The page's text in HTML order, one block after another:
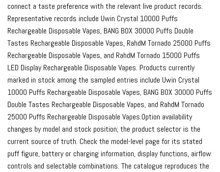
connect a taste preference with the relevant live product records.
Representative records include Uwin Crystal 10000 Puffs
Rechargeable Disposable Vapes, BANG BOX 30000 Puffs Double
Tastes Rechargeable Disposable Vapes, RahdM Tornado 25000 Puffs
Rechargeable Disposable Vapes, and RahdM Tornado 15000 Puffs
LED Display Rechargeable Disposable Vapes. Products currently
marked in stock among the sampled entries include Uwin Crystal
10000 Puffs Rechargeable Disposable Vapes, BANG BOX 30000 Puffs
Double Tastes Rechargeable Disposable Vapes, and RahdM Tornado
25000 Puffs Rechargeable Disposable Vapes.Option availability
changes by model and stock position; the product selector is the
current source of truth. Check the model-level page for its stated
puff figure, battery or charging information, display functions, airflow
controls and selectable combinations. The catalogue reproduces the